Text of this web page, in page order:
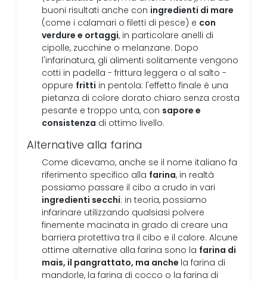
buoni risultati anche con ingredienti di mare
(come i calamari o filetti di pesce) e con
verdure e ortaggi, in particolare anelli di
cipolle, zucchine o melanzane. Dopo
l'infarinatura, gli alimenti solitamente vengono
cotti in padella - frittura leggera o al salto -
oppure fritti in pentola: l'effetto finale è una
pietanza di colore dorato chiaro senza crosta
pesante e troppo unta, con sapore e
consistenza di ottimo livello.
Alternative alla farina
Come dicevamo, anche se il nome italiano fa
riferimento specifico alla farina, in realtà
possiamo passare il cibo a crudo in vari
ingredienti secchi: in teoria, possiamo
infarinare utilizzando qualsiasi polvere
finemente macinata in grado di creare una
barriera protettiva tra il cibo e il calore. Alcune
ottime alternative alla farina sono la farina di
mais, il pangrattato, ma anche la farina di
mandorle, la farina di cocco o la farina di